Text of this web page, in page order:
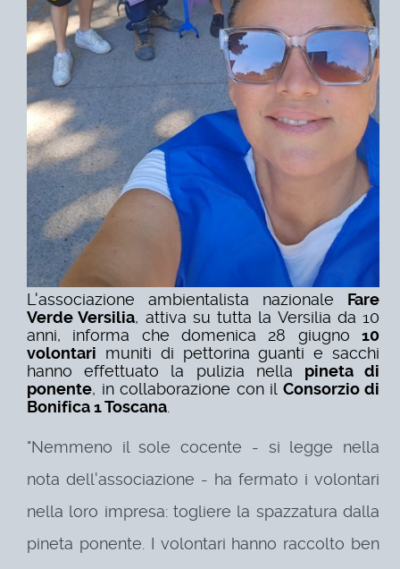
L'associazione ambientalista nazionale Fare
Verde Versilia, attiva su tutta la Versilia da 10
anni, informa che domenica 28 giugno10
volontari muniti di pettorina guanti e sacchi
hanno effettuato la pulizia nella pineta di
ponente, in collaborazione con il Consorzio di
Bonifica 1 Toscana
"Nemmeno il sole cocente - si legge nella
nota dell'associazione - ha fermato i volontari
nella loro impresa: togliere la spazzatura dalla
pineta ponente. I volontari hanno raccolto ben